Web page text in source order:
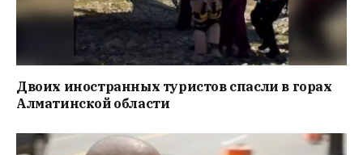
Двоих иностранных туристов спасли в горах
Алматинской области